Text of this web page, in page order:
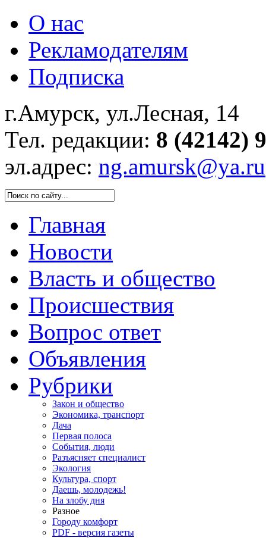
О нас
Рекламодателям
Подписка
г.Амурск, ул.Лесная, 14
Тел. редакции: 8 (42142)
эл.адрес: ng.amursk@ya.ru
Главная
Новости
Власть и общество
Происшествия
Вопрос ответ
Объявления
Рубрики
Закон и общество
Экономика, транспорт
Дача
Первая полоса
События, люди
Разъясняет специалист
Экология
Культура, спорт
Даешь, молодежь!
На злобу дня
Разное
Городу комфорт
PDF - версия газеты